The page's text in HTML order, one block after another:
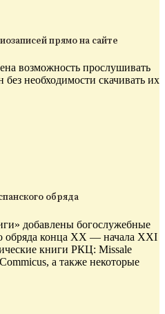
прямо на сайте
возможность прослушивать
необходимости скачивать их
обряда
добавлены богослужебные
обряда конца XX — начала XXI
книги РКЦ: Missale
а также некоторые